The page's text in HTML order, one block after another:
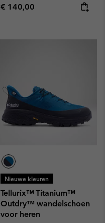
Regular price:
€ 140,00
Nieuwe kleuren
Tellurix™ Titanium™
Outdry™ wandelschoen
voor heren